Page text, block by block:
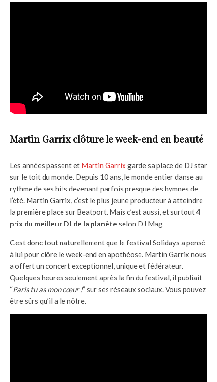
Martin Garrix clôture le week-end en beauté
Les années passent et Martin Garrix garde sa place de DJ star
sur le toit du monde. Depuis 10 ans, le monde entier danse au
rythme de ses hits devenant parfois presque des hymnes de
l’été. Martin Garrix, c’est le plus jeune producteur à atteindre
la première place sur Beatport. Mais c’est aussi, et surtout4
prix du meilleur DJ de la planète selon DJ Mag.
C’est donc tout naturellement que le festival Solidays a pensé
à lui pour clôre le week-end en apothéose. Martin Garrix nous
a offert un concert exceptionnel, unique et fédérateur.
Quelques heures seulement après la fin du festival, il publiait
“Paris tu as mon cœur !” sur ses réseaux sociaux. Vous pouvez
être sûrs qu’il a le nôtre.